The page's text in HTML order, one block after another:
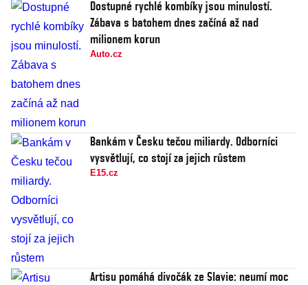
Dostupné rychlé kombíky jsou minulostí.
Zábava s batohem dnes začíná až nad
milionem korun
Auto.cz
Bankám v Česku tečou miliardy. Odborníci
vysvětlují, co stojí za jejich růstem
E15.cz
Artisu pomáhá divočák ze Slavie: neumí moc